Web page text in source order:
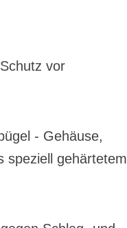
vor
- Gehäuse,
speziell gehärtetem